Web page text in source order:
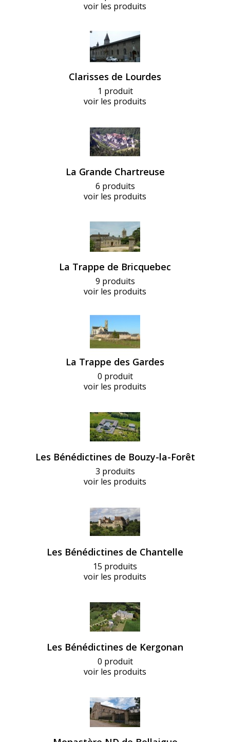
voir les produits
Clarisses de Lourdes
1 produit
voir les produits
La Grande Chartreuse
6 produits
voir les produits
La Trappe de Bricquebec
9 produits
voir les produits
La Trappe des Gardes
0 produit
voir les produits
Les Bénédictines de Bouzy-la-Forêt
3 produits
voir les produits
Les Bénédictines de Chantelle
15 produits
voir les produits
Les Bénédictines de Kergonan
0 produit
voir les produits